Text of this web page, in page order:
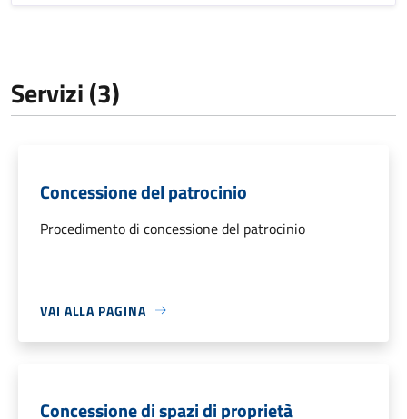
Servizi (3)
Concessione del patrocinio
Procedimento di concessione del patrocinio
VAI ALLA PAGINA
Concessione di spazi di proprietà